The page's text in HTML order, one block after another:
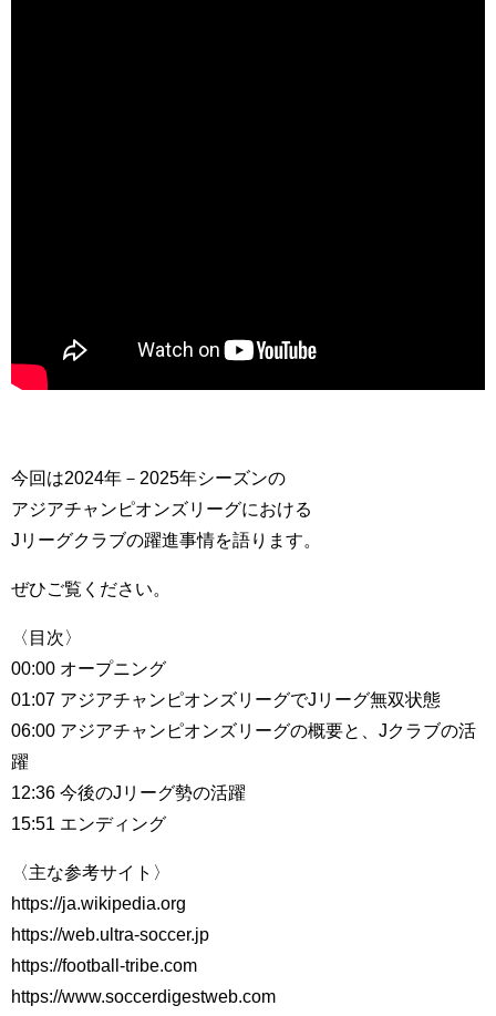
今回は2024年－2025年シーズンの
アジアチャンピオンズリーグにおける
Jリーグクラブの躍進事情を語ります。
ぜひご覧ください。
〈目次〉
00:00 オープニング
01:07 アジアチャンピオンズリーグでJリーグ無双状態
06:00 アジアチャンピオンズリーグの概要と、Jクラブの活
躍
12:36 今後のJリーグ勢の活躍
15:51 エンディング
〈主な参考サイト〉
https://ja.wikipedia.org
https://web.ultra-soccer.jp
https://football-tribe.com
https://www.soccerdigestweb.com